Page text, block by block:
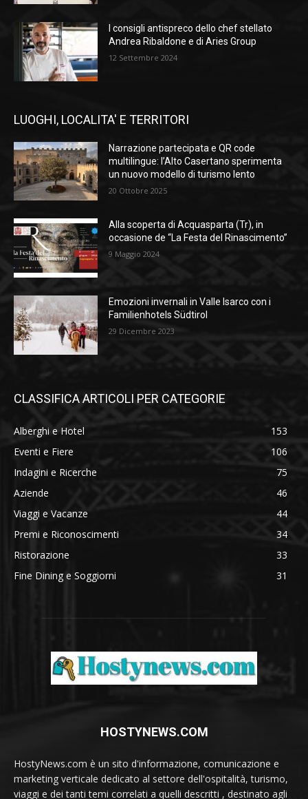
I consigli antispreco dello chef stellato
Andrea Ribaldone e di Aries Group
12 Settembre 2024
LUOGHI, LOCALITA' E TERRITORI
Narrazione partecipata e QR code
multilingue: l’Alto Casertano sperimenta
un nuovo modello di turismo lento
20 Ottobre 2025
Alla scoperta di Acquasparta (Tr), in
occasione de “La Festa del Rinascimento”
9 Maggio 2024
Emozioni invernali in Valle Isarco con i
Familienhotels Südtirol
29 Dicembre 2023
CLASSIFICA ARTICOLI PER CATEGORIE
Alberghi e Hotel
153
Eventi e Fiere
106
Indagini e Ricerche
75
Aziende
46
Viaggi e Vacanze
44
Premi e Riconoscimenti
34
Ristorazione
33
Fine Dining e Soggiorni
31
HOSTYNEWS.COM
HostyNews.com è un sito d'informazione, comunicazione e
marketing verticale dedicato al settore dell'ospitalità, turismo,
viaggi e dei tanti temi correlati a quelli descritti , destinato agli